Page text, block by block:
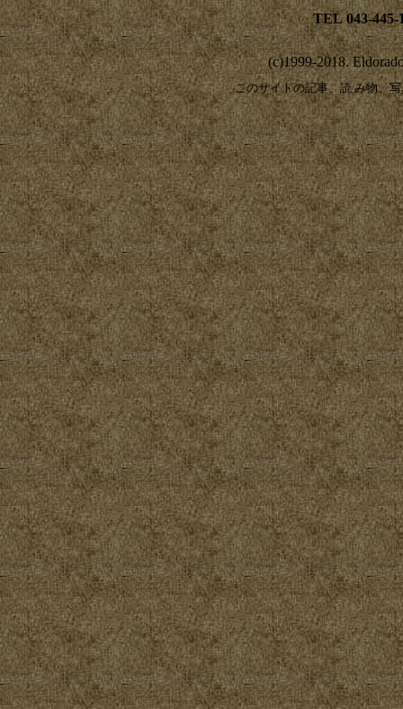
TEL 043-445-
(c)1999-2018.
このサイトの記事、読 み物、